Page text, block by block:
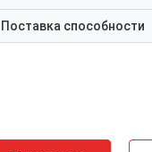
Поставка способности